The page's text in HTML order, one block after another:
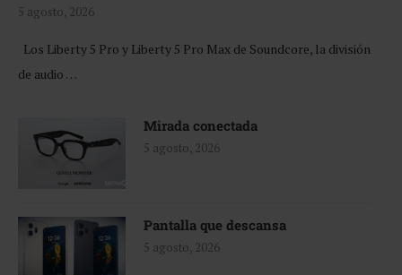
5 agosto, 2026
Los Liberty 5 Pro y Liberty 5 Pro Max de Soundcore, la división
de audio …
Mirada conectada
5 agosto, 2026
Pantalla que descansa
5 agosto, 2026